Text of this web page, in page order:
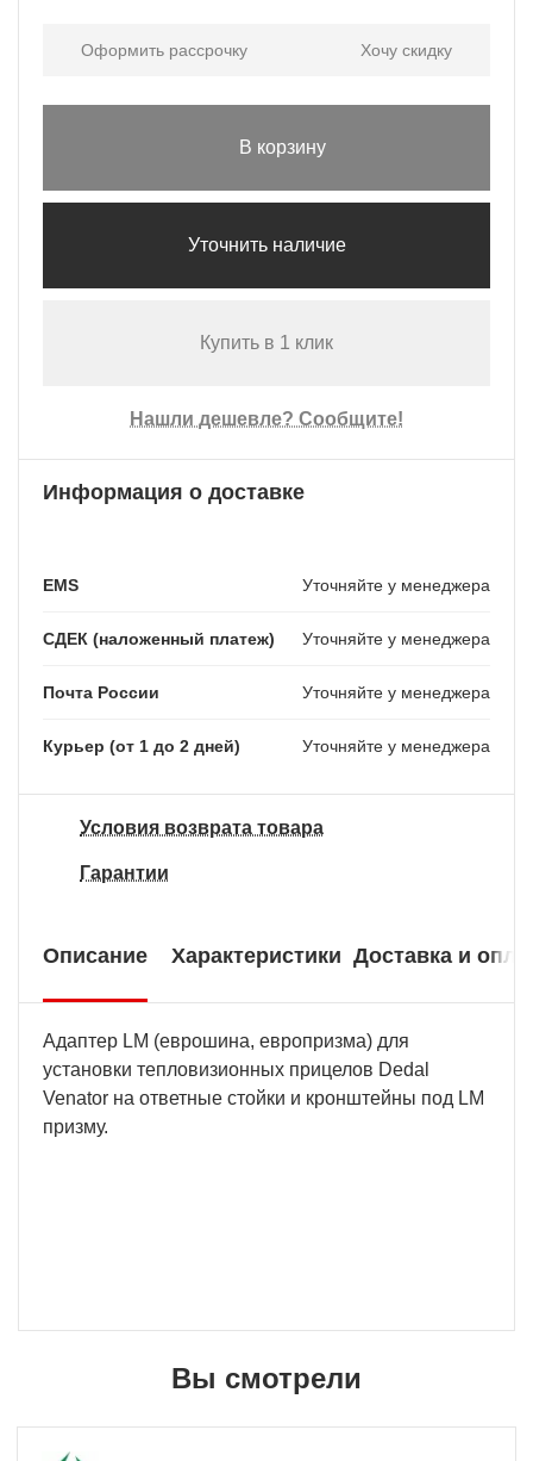
Оформить рассрочку Хочу скидку
В корзину
Уточнить наличие
Купить в 1 клик
Нашли дешевле? Сообщите!
Информация о доставке
EMS Уточняйте у менеджера
СДЕК (наложенный платеж) Уточняйте у менеджера
Почта России Уточняйте у менеджера
Курьер (от 1 до 2 дней) Уточняйте у менеджера
Условия возврата товара
Гарантии
Описание Характеристики Доставка и
Адаптер LM (еврошина, европризма) для
установки тепловизионных прицелов Dedal
Venator на ответные стойки и кронштейны под LM
призму.
Вы смотрели